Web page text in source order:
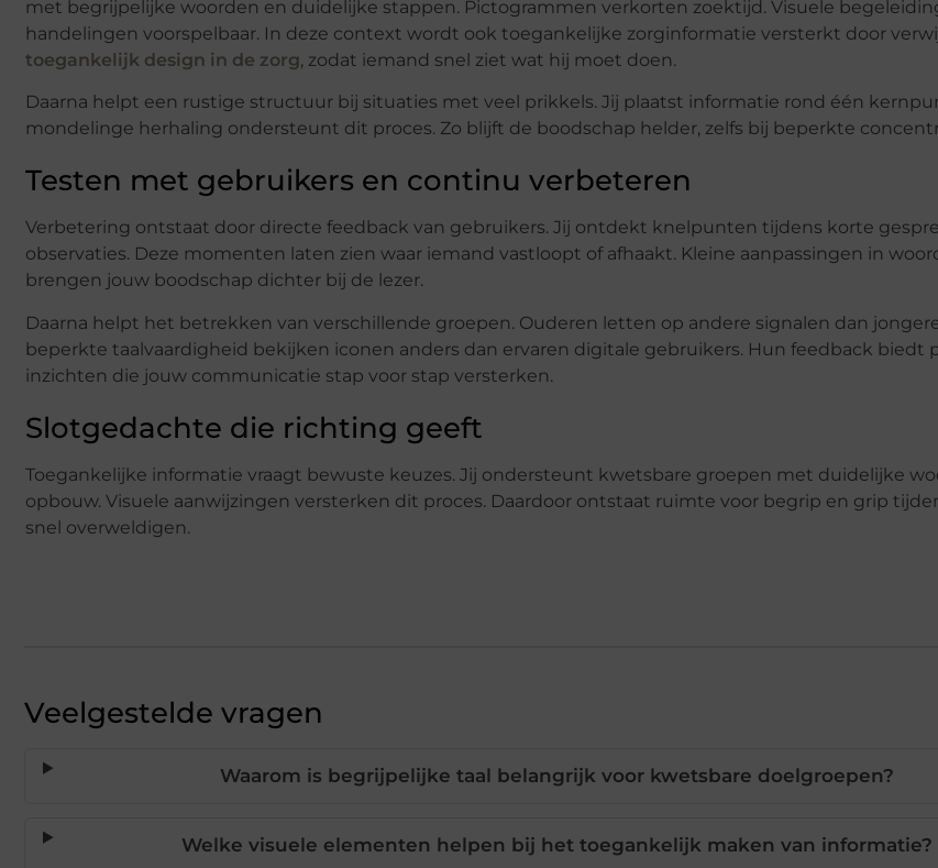
met begrijpelijke woorden en duidelijke stappen. Pictogrammen verkorten zoektijd. Visuele
handelingen voorspelbaar. In deze context wordt ook toegankelijke zorginformatie versterkt door
toegankelijk design in de zorg, zodat iemand snel ziet wat hij moet doen.
Daarna helpt een rustige structuur bij situaties met veel prikkels. Jij plaatst informatie rond één
mondelinge herhaling ondersteunt dit proces. Zo blijft de boodschap helder, zelfs bij beperkte
Testen met gebruikers en continu verbeteren
Verbetering ontstaat door directe feedback van gebruikers. Jij ontdekt knelpunten tijdens korte
observaties. Deze momenten laten zien waar iemand vastloopt of afhaakt. Kleine aanpassingen in
brengen jouw boodschap dichter bij de lezer.
Daarna helpt het betrekken van verschillende groepen. Ouderen letten op andere signalen dan
beperkte taalvaardigheid bekijken iconen anders dan ervaren digitale gebruikers. Hun feedback biedt
inzichten die jouw communicatie stap voor stap versterken.
Slotgedachte die richting geeft
Toegankelijke informatie vraagt bewuste keuzes. Jij ondersteunt kwetsbare groepen met duidelijke
opbouw. Visuele aanwijzingen versterken dit proces. Daardoor ontstaat ruimte voor begrip en grip
snel overweldigen.
Veelgestelde vragen
Waarom is begrijpelijke taal belangrijk voor kwetsbare doelgroepen?
Welke visuele elementen helpen bij het toegankelijk maken van informatie?